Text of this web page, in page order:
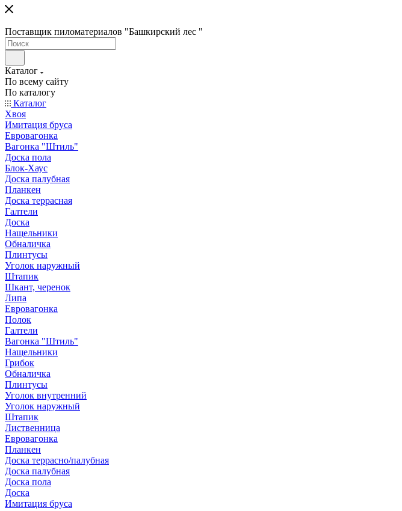
Поставщик пиломатериалов "Башкирский лес "
Каталог
По всему сайту
По каталогу
Каталог
Хвоя
Имитация бруса
Евровагонка
Вагонка "Штиль"
Доска пола
Блок-Хаус
Доска палубная
Планкен
Доска террасная
Галтели
Доска
Нащельники
Обналичка
Плинтусы
Уголок наружный
Штапик
Шкант, черенок
Липа
Евровагонка
Полок
Галтели
Вагонка "Штиль"
Нащельники
Грибок
Обналичка
Плинтусы
Уголок внутренний
Уголок наружный
Штапик
Лиственница
Евровагонка
Планкен
Доска террасно/палубная
Доска палубная
Доска пола
Доска
Имитация бруса